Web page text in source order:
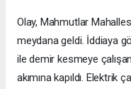
Olay, Mahmutlar
meydana geldi. İddiaya
ile demir kesmeye
akımına kapıldı. Elektrik